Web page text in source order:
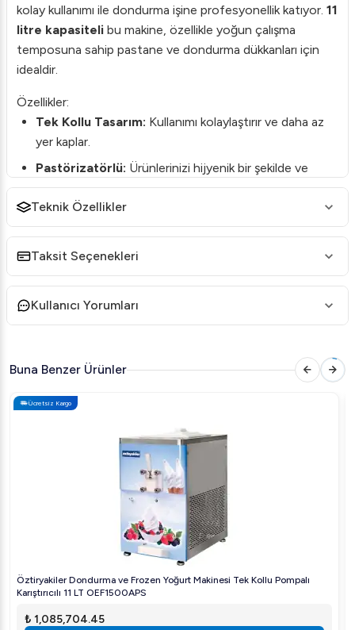
kolay kullanımı ile dondurma işine profesyonellik katıyor. 11
litre kapasiteli bu makine, özellikle yoğun çalışma
temposuna sahip pastane ve dondurma dükkanları için
idealdir.
Özellikler:
Tek Kollu Tasarım: Kullanımı kolaylaştırır ve daha az
yer kaplar.
Pastörizatörlü: Ürünlerinizi hijyenik bir şekilde ve
sağlık standartlarına uygun olarak hazırlar.
Pompalı Karıştırıcı:
dondurmaların kıvamını mükemmel hale getirir.
Dayanıklı Yapı:Uzun süreli performans için kaliteli
malzemeler ile üretilmiştir.
Enerji Tasarruflu: Yüksek verimlilikle çalışırken enerji
tüketimini minimumda tutar.
Endüstriyel mutfaklar
Pastaneler
Oteller ve restoranlar
Öztiryakiler dondurma makinesi, işletmenizin üretim
kapasitesini artırarak daha fazla müşteriye hizmet
Siparişinizi şimdi verin
dondurmalar hazırlamaya başlayın!
Teknik Özellikler
Taksit Seçenekleri
Kullanıcı Yorumları
Buna Benzer Ürünler
Ücretsiz Kargo
Öztiryakiler Dondurma ve Frozen Yoğurt Makinesi Tek Kollu Pompalı
Karıştırıcılı 11 LT OEF1500APS
₺ 1,085,704.45